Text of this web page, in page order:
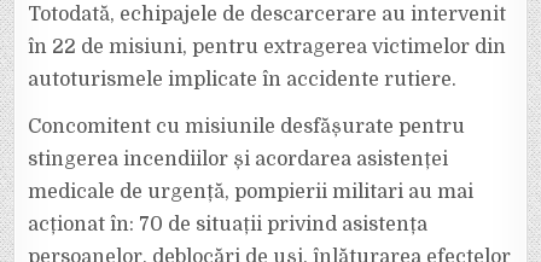
Totodată, echipajele de descarcerare au intervenit
în 22 de misiuni, pentru extragerea victimelor din
autoturismele implicate în accidente rutiere.
Concomitent cu misiunile desfășurate pentru
stingerea incendiilor și acordarea asistenței
medicale de urgență, pompierii militari au mai
acționat în: 70 de situații privind asistența
persoanelor, deblocări de uși, înlăturarea efectelor